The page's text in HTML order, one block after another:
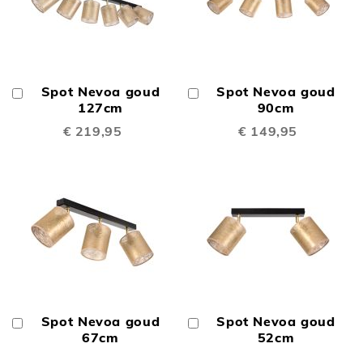
Spot Nevoa goud
127cm
€ 219,95
Winkelwagen
Spot Nevoa goud
90cm
€ 149,95
Winkelwagen
Spot Nevoa goud
67cm
Winkelwagen
Spot Nevoa goud
52cm
Winkelwagen